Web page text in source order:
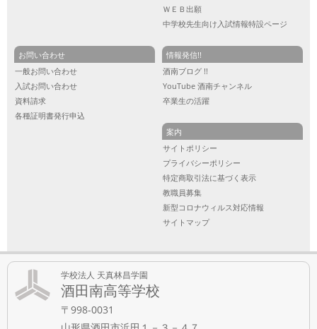
ＷＥＢ出願
中学校先生向け入試情報特設ページ
お問い合わせ
一般お問い合わせ
入試お問い合わせ
資料請求
各種証明書発行申込
情報発信!!
酒南ブログ !!
YouTube 酒南チャンネル
卒業生の活躍
案内
サイトポリシー
プライバシーポリシー
特定商取引法に基づく表示
教職員募集
新型コロナウィルス対応情報
サイトマップ
学校法人 天真林昌学園
酒田南高等学校
〒998-0031